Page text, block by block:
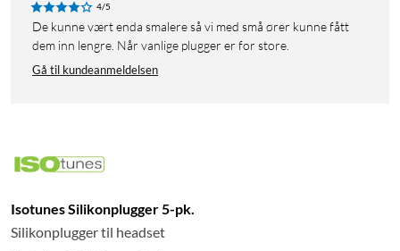
4/5
De kunne vært enda smalere så vi med små ører kunne fått
dem inn lengre. Når vanlige plugger er for store.
Gå til kundeanmeldelsen
Isotunes Silikonplugger 5-pk.
Silikonplugger til headset